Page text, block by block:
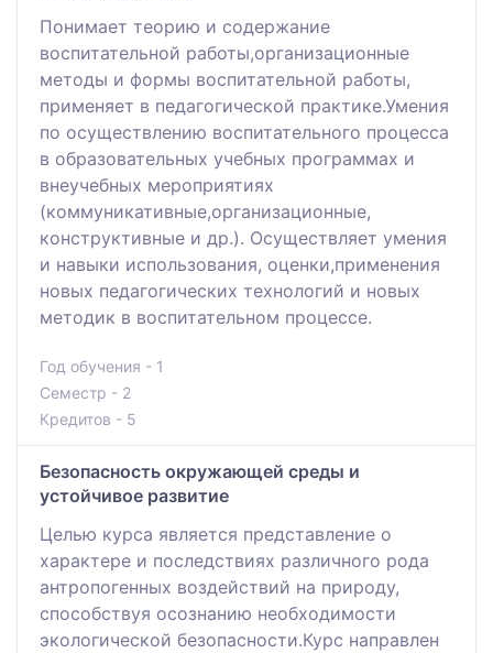
Понимает теорию и содержание
воспитательной работы,организационные
методы и формы воспитательной работы,
применяет в педагогической практике.Умения
по осуществлению воспитательного процесса
в образовательных учебных программах и
внеучебных мероприятиях
(коммуникативные,организационные,
конструктивные и др.). Осуществляет умения
и навыки использования, оценки,применения
новых педагогических технологий и новых
методик в воспитательном процессе.
Год обучения - 1
Семестр - 2
Кредитов - 5
Безопасность окружающей среды и
устойчивое развитие
Целью курса является представление о
характере и последствиях различного рода
антропогенных воздействий на природу,
способствуя осознанию необходимости
экологической безопасности.Курс направлен